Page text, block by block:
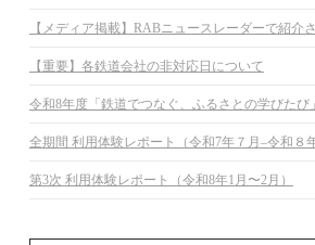
【メディア掲載】RABニュースレーダーで紹介
【重要】各鉄道会社の非対応日について
令和8年度「鉄道でつなぐ、ふるさとの学びたび
全期間 利用体験レポート（令和7年７月–令和８年
第3次 利用体験レポート（令和8年1月〜2月）